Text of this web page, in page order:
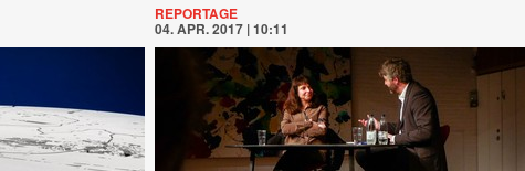
REPORTAGE
04. APR. 2017 | 10:11